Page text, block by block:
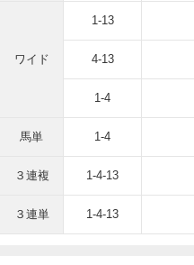
ワイド
1-13
4-13
1-4
馬単 1-4
３連複 1-4-13
３連単 1-4-13